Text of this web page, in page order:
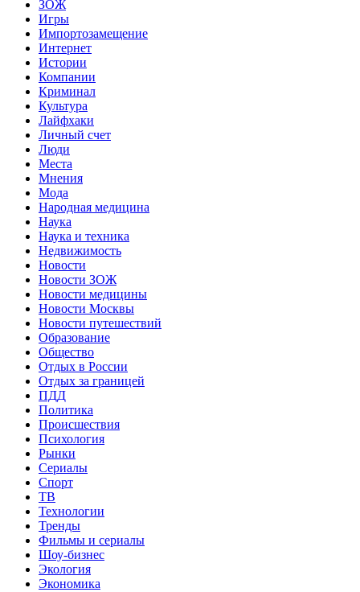
ЗОЖ
Игры
Импортозамещение
Интернет
Истории
Компании
Криминал
Культура
Лайфхаки
Личный счет
Люди
Места
Мнения
Мода
Народная медицина
Наука
Наука и техника
Недвижимость
Новости
Новости ЗОЖ
Новости медицины
Новости Москвы
Новости путешествий
Образование
Общество
Отдых в России
Отдых за границей
ПДД
Политика
Происшествия
Психология
Рынки
Сериалы
Спорт
ТВ
Технологии
Тренды
Фильмы и сериалы
Шоу-бизнес
Экология
Экономика